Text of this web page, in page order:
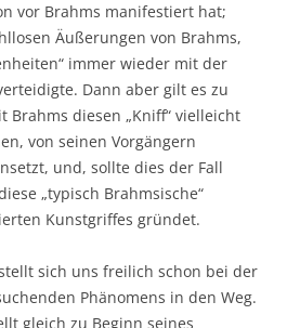
vor Brahms manifestiert hat;
Äußerungen von Brahms,
immer wieder mit der
Dann aber gilt es zu
Brahms diesen „Kniff“ vielleicht
von seinen Vorgängern
und, sollte dies der Fall
„typisch Brahmsische“
Kunstgriffes gründet.
sich uns freilich schon bei der
Phänomens in den Weg.
gleich zu Beginn seines